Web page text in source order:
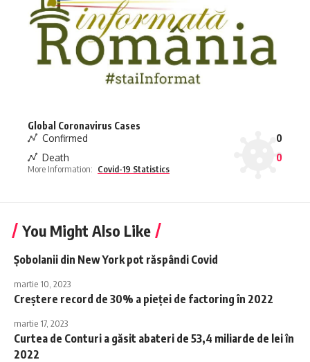
Global Coronavirus Cases
Confirmed
0
Death
0
More Information: Covid-19 Statistics
You Might Also Like
Șobolanii din New York pot răspândi Covid
martie 10, 2023
Creștere record de 30% a pieței de factoring în 2022
martie 17, 2023
Curtea de Conturi a găsit abateri de 53,4 miliarde de lei în
2022